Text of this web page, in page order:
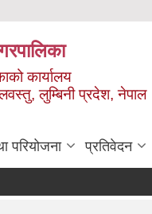
कार्यालय
लुम्बिनी प्रदेश, नेपाल
परियोजना प्रतिवेदन